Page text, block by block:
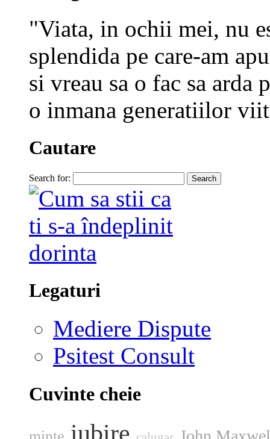
"Viata, in ochii mei, nu
splendida pe care-am
si vreau sa o fac sa
o inmana generatiilor
Cautare
Search for:
Legaturi
Mediere Dispute
Psitest Consult
Cuvinte cheie
iubire